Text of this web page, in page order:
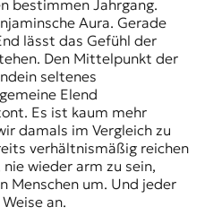
bestimmen Jahrgang.
Aura. Gerade
lässt das Gefühl der
Den Mittelpunkt der
seltenes
Elend
Es ist kaum mehr
damals im Vergleich zu
verhältnismäßig reichen
wieder arm zu sein,
Menschen um. Und jeder
an.